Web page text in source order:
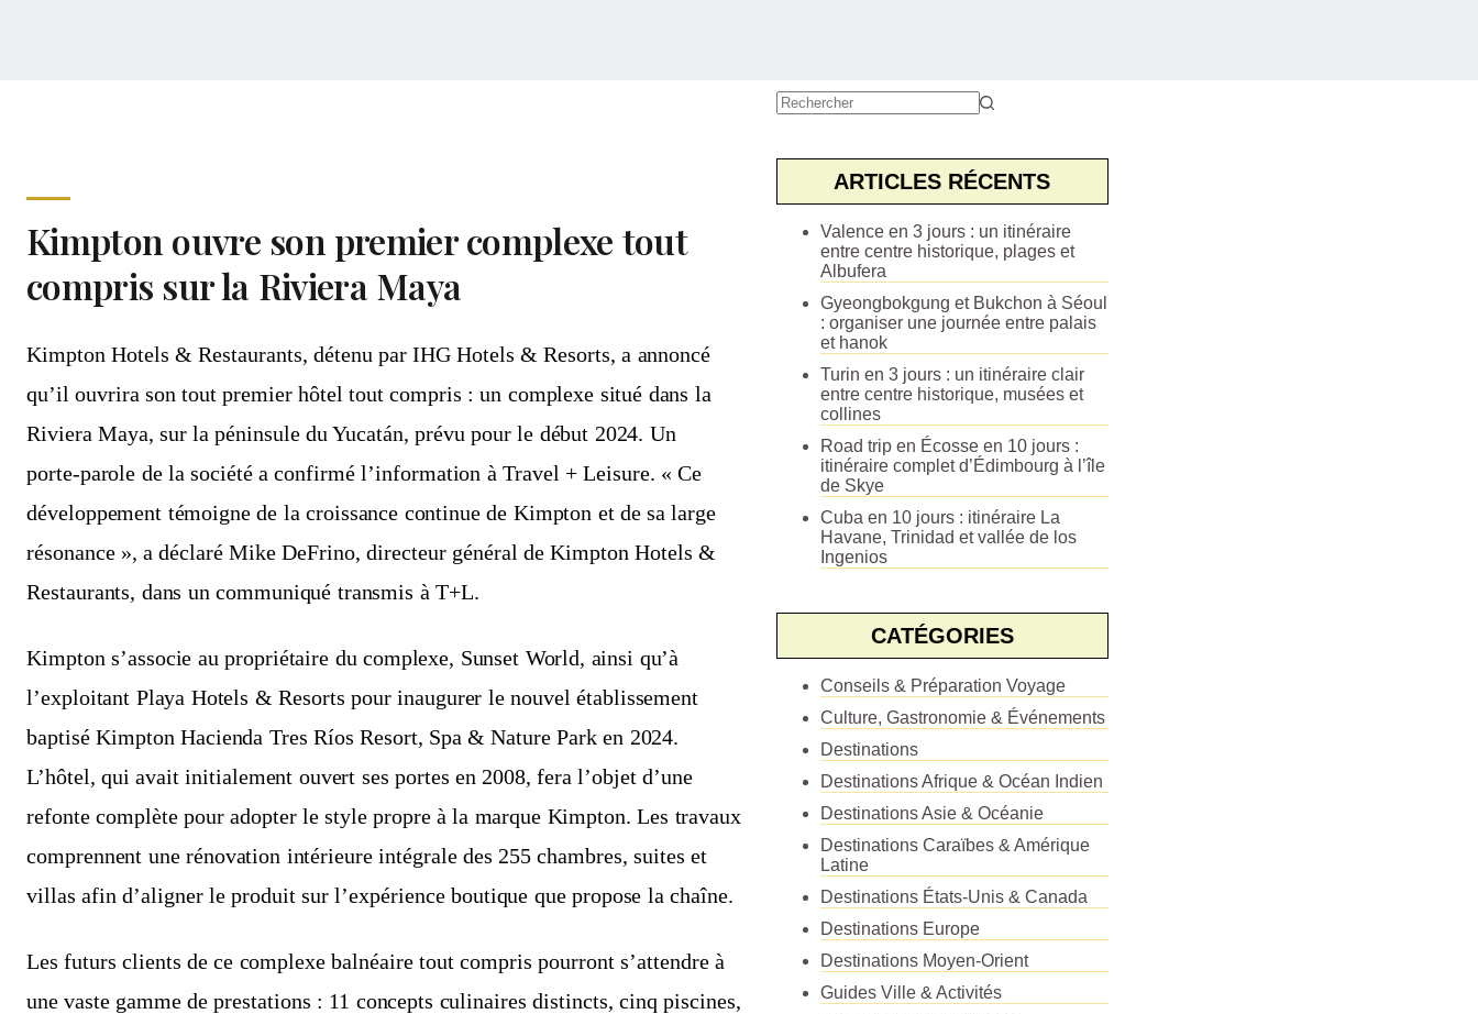
Kimpton ouvre son premier complexe tout
compris sur la Riviera Maya
Kimpton Hotels & Restaurants, détenu par IHG Hotels & Resorts, a annoncé
qu’il ouvrira son tout premier hôtel tout compris : un complexe situé dans la
Riviera Maya, sur la péninsule du Yucatán, prévu pour le début 2024. Un
porte‑parole de la société a confirmé l’information à Travel + Leisure. « Ce
développement témoigne de la croissance continue de Kimpton et de sa large
résonance », a déclaré Mike DeFrino, directeur général de Kimpton Hotels &
Restaurants, dans un communiqué transmis à T+L.
Kimpton s’associe au propriétaire du complexe, Sunset World, ainsi qu’à
l’exploitant Playa Hotels & Resorts pour inaugurer le nouvel établissement
baptisé Kimpton Hacienda Tres Ríos Resort, Spa & Nature Park en 2024.
L’hôtel, qui avait initialement ouvert ses portes en 2008, fera l’objet d’une
refonte complète pour adopter le style propre à la marque Kimpton. Les travaux
comprennent une rénovation intérieure intégrale des 255 chambres, suites et
villas afin d’aligner le produit sur l’expérience boutique que propose la chaîne.
Les futurs clients de ce complexe balnéaire tout compris pourront s’attendre à
une vaste gamme de prestations : 11 concepts culinaires distincts, cinq piscines,
ARTICLES RÉCENTS
Valence en 3 jours : un itinéraire
entre centre historique, plages et
Albufera
Gyeongbokgung et Bukchon à Séoul
: organiser une journée entre palais
et hanok
Turin en 3 jours : un itinéraire clair
entre centre historique, musées et
collines
Road trip en Écosse en 10 jours :
itinéraire complet d’Édimbourg à l’île
de Skye
Cuba en 10 jours : itinéraire La
Havane, Trinidad et vallée de los
Ingenios
CATÉGORIES
Conseils & Préparation Voyage
Culture, Gastronomie & Événements
Destinations
Destinations Afrique & Océan Indien
Destinations Asie & Océanie
Destinations Caraïbes & Amérique
Latine
Destinations États-Unis & Canada
Destinations Europe
Destinations Moyen-Orient
Guides Ville & Activités